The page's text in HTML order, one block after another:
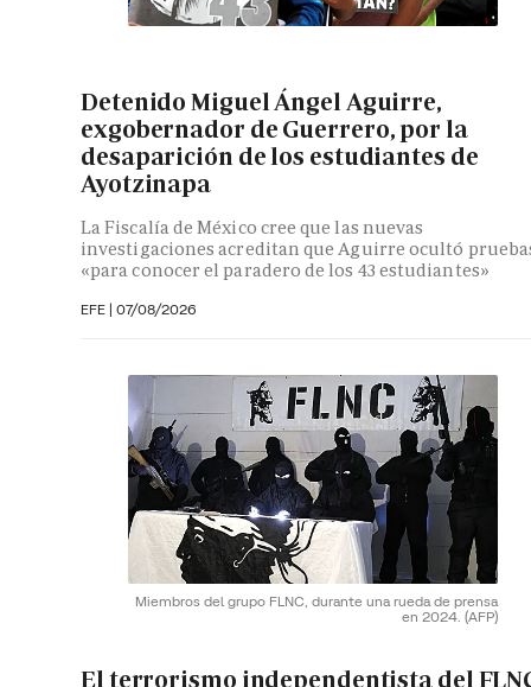
Detenido Miguel Ángel Aguirre,
exgobernador de Guerrero, por la
desaparición de los estudiantes de
Ayotzinapa
La Fiscalía de México cree que las nuevas
investigaciones acreditan que Aguirre ocultó
«para conocer el paradero de los 43 estudiantes»
EFE | 07/08/2026
Miembros del grupo FLNC, durante una rueda de prensa
en 2024. (AFP)
El terrorismo independentista del